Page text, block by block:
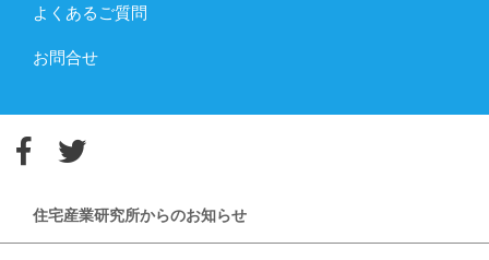
よくあるご質問
お問合せ
住宅産業研究所からのお知らせ